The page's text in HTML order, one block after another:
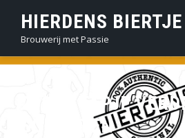
over
ga
HIERDENS BIERTJE
Brouwerij met Passie
2020 STAPJE
SCHROTEN